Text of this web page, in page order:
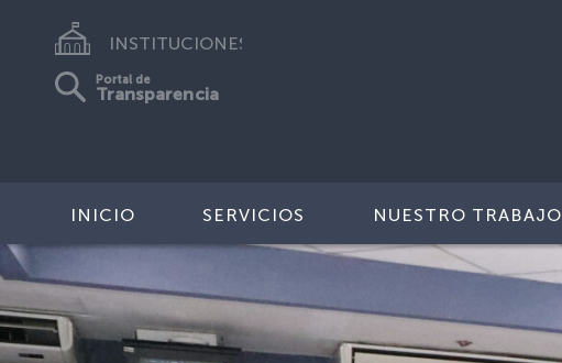
INSTITUCIONES
Portal de
Transparencia
INICIO SERVICIOS NUESTRO TRABAJO